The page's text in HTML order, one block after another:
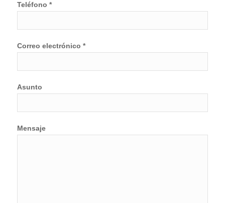
Teléfono *
Correo electrónico *
Asunto
Mensaje